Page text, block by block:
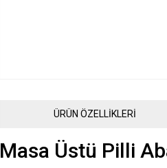
ÜRÜN ÖZELLİKLERİ
Masa Üstü Pilli